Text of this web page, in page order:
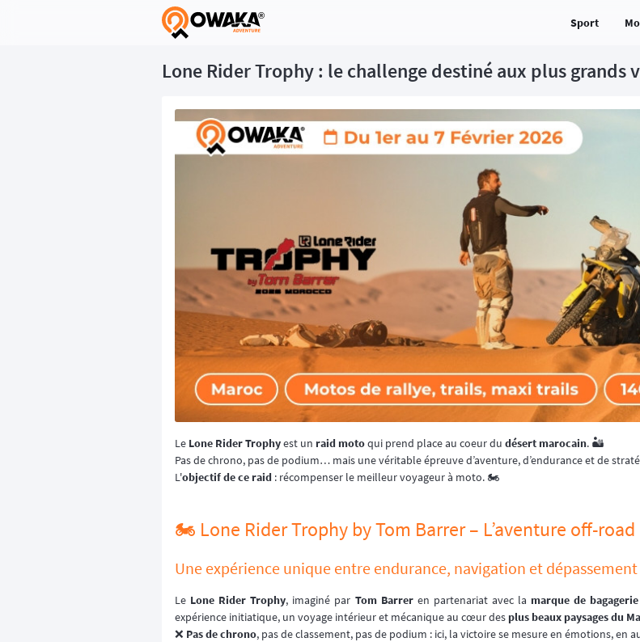
® Sport
Lone Rider Trophy : le challenge destiné aux plus grands
Le Lone Rider Trophyest un raid motoqui prend place au coeur du désert marocain. 🏜️
Pas de chrono, pas de podium… mais une véritable épreuve d’aventure, d’endurance et de
L'objectif de ce raid : récompenser le meilleur voyageur à moto. 🏍️
🏍️ Lone Rider Trophy by Tom Barrer – L’aventure off-
Une expérience unique entre endurance, navigation et dépassement
Le Lone Rider Trophy, imaginé par Tom Barreren partenariat avec la marque de
expérience initiatique, un voyage intérieur et mécanique au cœur des plus beaux paysages du
❌ Pas de chrono, pas de classement, pas de podium : ici, la victoire se mesure en émotions, en